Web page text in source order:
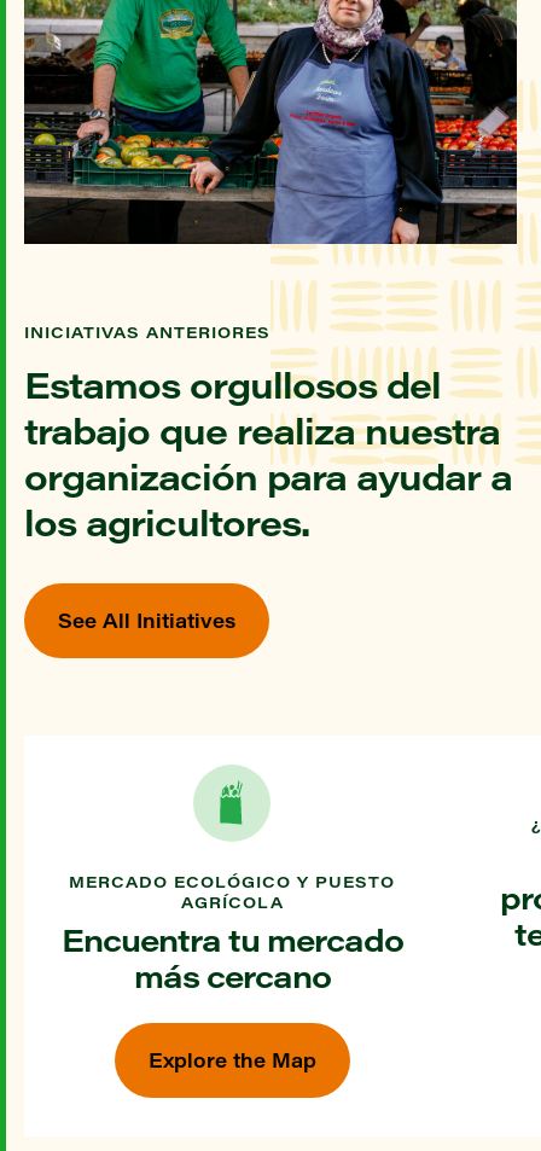
INICIATIVAS ANTERIORES
Estamos orgullosos del
trabajo que realiza nuestra
organización para ayudar a
los agricultores.
See All Initiatives
MERCADO ECOLÓGICO Y PUESTO
AGRÍCOLA
Encuentra tu mercado
más cercano
Explore the Map